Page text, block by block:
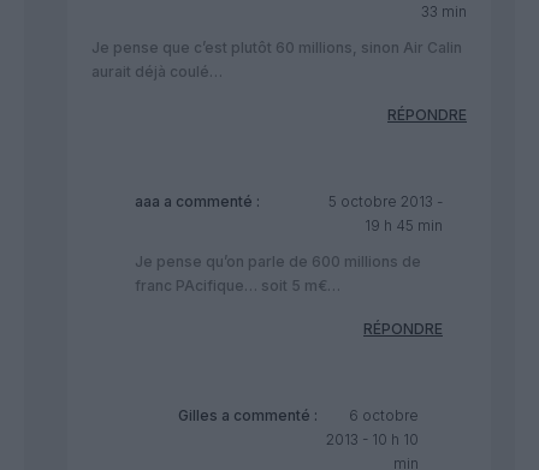
33 min
Je pense que c’est plutôt 60 millions, sinon Air Calin
aurait déjà coulé…
RÉPONDRE
aaa a commenté :
5 octobre 2013 -
19 h 45 min
Je pense qu’on parle de 600 millions de
franc PAcifique… soit 5 m€…
RÉPONDRE
Gilles a commenté :
6 octobre
2013 - 10 h 10
min